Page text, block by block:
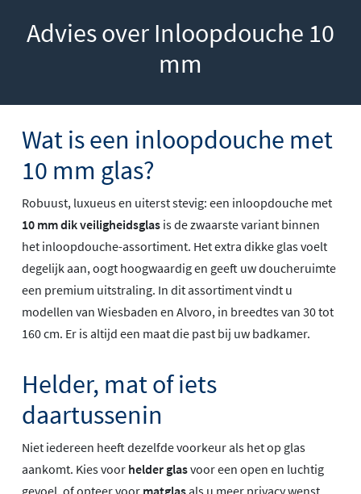
Advies over Inloopdouche 10
mm
Wat is een inloopdouche met
10 mm glas?
Robuust, luxueus en uiterst stevig: een inloopdouche met
10 mm dik veiligheidsglas is de zwaarste variant binnen
het inloopdouche-assortiment. Het extra dikke glas voelt
degelijk aan, oogt hoogwaardig en geeft uw doucheruimte
een premium uitstraling. In dit assortiment vindt u
modellen van Wiesbaden en Alvoro, in breedtes van 30 tot
160 cm. Er is altijd een maat die past bij uw badkamer.
Helder, mat of iets
daartussenin
Niet iedereen heeft dezelfde voorkeur als het op glas
aankomt. Kies voor helder glasvoor een open en luchtig
gevoel, of opteer voor matglasals u meer privacy wenst